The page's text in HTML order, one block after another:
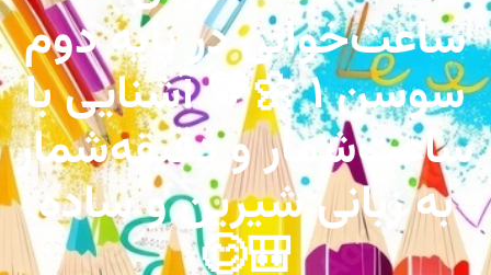
ساعت‌خوانی در پایه دوم
سوسن ۱ 🌼💛 آشنایی با
ساعت‌شمار و دقیقه‌شمار
به زبانی شیرین و ساده